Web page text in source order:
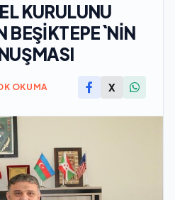
KURULUNU
BEŞİKTEPE`NİN
OKUMA X